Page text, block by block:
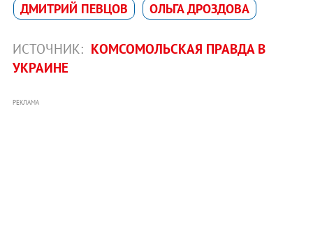
ДМИТРИЙ ПЕВЦОВ ОЛЬГА ДРОЗДОВА
ИСТОЧНИК: КОМСОМОЛЬСКАЯ ПРАВДА В
УКРАИНЕ
РЕКЛАМА